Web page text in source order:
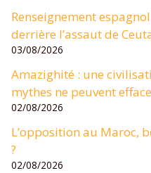
Renseignement
derrière l’assaut de
03/08/2026
Amazighité : une
mythes ne peuvent
02/08/2026
L’opposition au Maroc,
?
02/08/2026